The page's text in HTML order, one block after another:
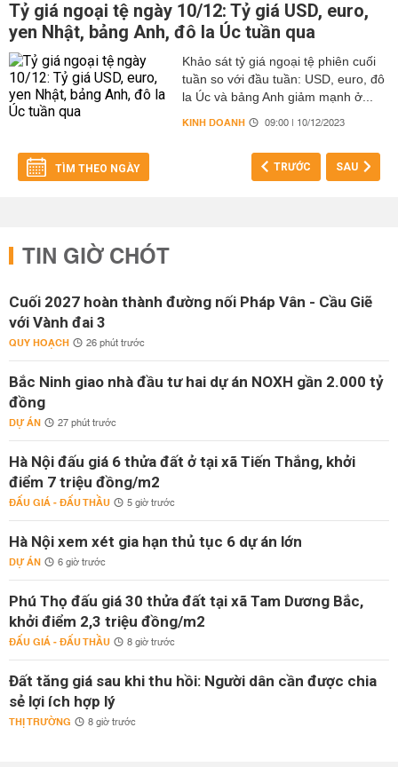
Tỷ giá ngoại tệ ngày 10/12: Tỷ giá USD, euro,
yen Nhật, bảng Anh, đô la Úc tuần qua
Khảo sát tỷ giá ngoại tệ phiên cuối
tuần so với đầu tuần: USD, euro, đô
la Úc và bảng Anh giảm mạnh ở...
KINH DOANH 09:00 | 10/12/2023
TÌM THEO NGÀY TRƯỚC SAU
TIN GIỜ CHÓT
Cuối 2027 hoàn thành đường nối Pháp Vân - Cầu Giẽ
với Vành đai 3
QUY HOẠCH 26 phút trước
Bắc Ninh giao nhà đầu tư hai dự án NOXH gần 2.000 tỷ
đồng
DỰ ÁN 27 phút trước
Hà Nội đấu giá 6 thửa đất ở tại xã Tiến Thắng, khởi
điểm 7 triệu đồng/m2
ĐẤU GIÁ - ĐẤU THẦU 5 giờ trước
Hà Nội xem xét gia hạn thủ tục 6 dự án lớn
DỰ ÁN 6 giờ trước
Phú Thọ đấu giá 30 thửa đất tại xã Tam Dương Bắc,
khởi điểm 2,3 triệu đồng/m2
ĐẤU GIÁ - ĐẤU THẦU 8 giờ trước
Đất tăng giá sau khi thu hồi: Người dân cần được chia
sẻ lợi ích hợp lý
THỊ TRƯỜNG 8 giờ trước